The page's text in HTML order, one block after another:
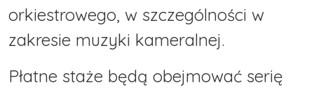
orkiestrowego, w szczególności w
zakresie muzyki kameralnej.
Płatne staże będą obejmować serię